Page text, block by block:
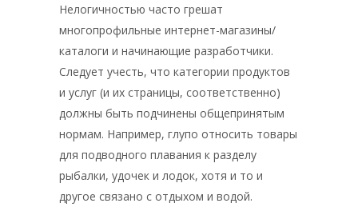
Нелогичностью часто грешат
многопрофильные интернет-магазины/
каталоги и начинающие разработчики.
Следует учесть, что категории продуктов
и услуг (и их страницы, соответственно)
должны быть подчинены общепринятым
нормам. Например, глупо относить товары
для подводного плавания к разделу
рыбалки, удочек и лодок, хотя и то и
другое связано с отдыхом и водой.